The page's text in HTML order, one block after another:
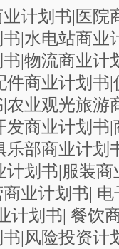
划书|医院
|水电站商业
|物流商业计
件商业计划书
农业观光旅游
发商业计划书
乐部商业计划
计划书|服装
业计划书|
计划书| 餐饮
|风险投资计划